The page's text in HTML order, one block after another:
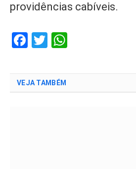
providências cabíveis.
Facebook
Twitter
VEJA TAMBÉM